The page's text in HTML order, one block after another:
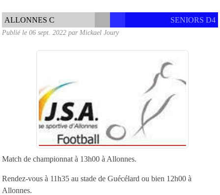
ALLONNES C SENIORS D4
Publié le 06 sept. 2022 par Mickael Joury
Match de championnat à 13h00 à Allonnes.
Rendez-vous à 11h35 au stade de Guécélard ou bien 12h00 à
Allonnes.